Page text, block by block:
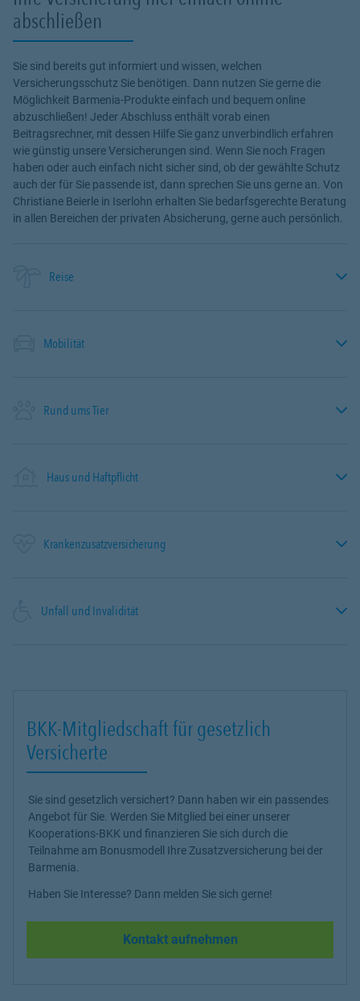
abschließen
Sie sind bereits gut informiert und wissen, welchen
Versicherungsschutz Sie benötigen. Dann nutzen Sie gerne die
Möglichkeit Barmenia-Produkte einfach und bequem online
abzuschließen! Jeder Abschluss enthält vorab einen
Beitragsrechner, mit dessen Hilfe Sie ganz unverbindlich erfahren
wie günstig unsere Versicherungen sind. Wenn Sie noch Fragen
haben oder auch einfach nicht sicher sind, ob der gewählte Schutz
auch der für Sie passende ist, dann sprechen Sie uns gerne an. Von
Christiane Beierle in Iserlohn erhalten Sie bedarfsgerechte Beratung
in allen Bereichen der privaten Absicherung, gerne auch persönlich.
Reise
Mobilität
Rund ums Tier
Haus und Haftpflicht
Krankenzusatzversicherung
Unfall und Invalidität
BKK-Mitgliedschaft für gesetzlich
Versicherte
Sie sind gesetzlich versichert? Dann haben wir ein passendes
Angebot für Sie. Werden Sie Mitglied bei einer unserer
Kooperations-BKK und finanzieren Sie sich durch die
Teilnahme am Bonusmodell Ihre Zusatzversicherung bei der
Barmenia.
Haben Sie Interesse? Dann melden Sie sich gerne!
Kontakt aufnehmen